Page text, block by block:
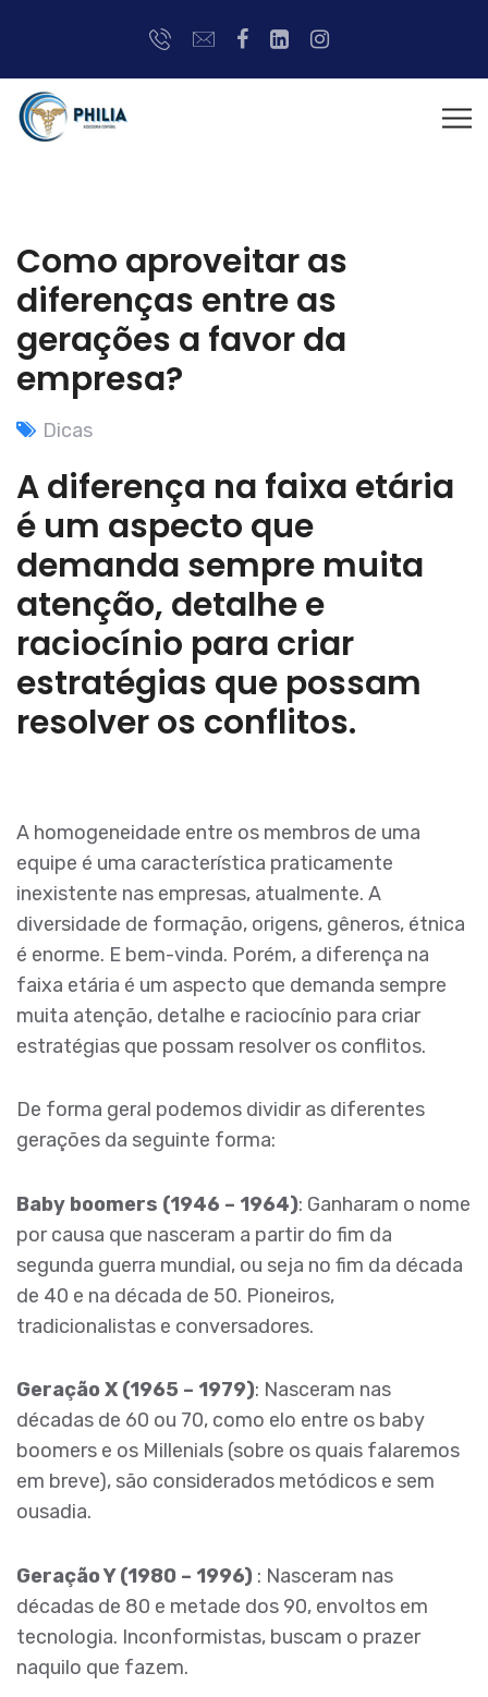
Como aproveitar as
diferenças entre as
gerações a favor da
empresa?
Dicas
A diferença na faixa etária
é um aspecto que
demanda sempre muita
atenção, detalhe e
raciocínio para criar
estratégias que possam
resolver os conflitos.
A homogeneidade entre os membros de uma
equipe é uma característica praticamente
inexistente nas empresas, atualmente. A
diversidade de formação, origens, gêneros, étnica
é enorme. E bem-vinda. Porém, a diferença na
faixa etária é um aspecto que demanda sempre
muita atenção, detalhe e raciocínio para criar
estratégias que possam resolver os conflitos.
De forma geral podemos dividir as diferentes
gerações da seguinte forma:
Baby boomers (1946 – 1964): Ganharam o nome
por causa que nasceram a partir do fim da
segunda guerra mundial, ou seja no fim da década
de 40 e na década de 50. Pioneiros,
tradicionalistas e conversadores.
Geração X (1965 – 1979): Nasceram nas
décadas de 60 ou 70, como elo entre os baby
boomers e os Millenials (sobre os quais falaremos
em breve), são considerados metódicos e sem
ousadia.
Geração Y (1980 – 1996) : Nasceram nas
décadas de 80 e metade dos 90, envoltos em
tecnologia. Inconformistas, buscam o prazer
naquilo que fazem.